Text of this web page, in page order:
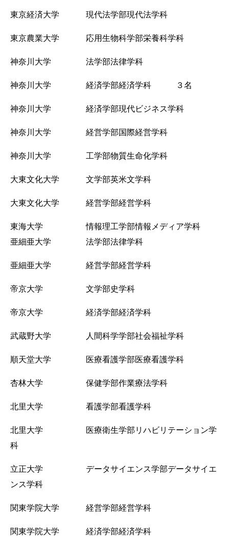
東京経済大学 現代法学部現代法学科
東京農業大学 応用生物科学部栄養科学科
神奈川大学 法学部法律学科
神奈川大学 経済学部経済学科 ３名
神奈川大学 経済学部現代ビジネス学科
神奈川大学 経営学部国際経営学科
神奈川大学 工学部物質生命化学科
大東文化大学 文学部英米文学科
大東文化大学 経営学部経営学科
東海大学 情報理工学部情報メディア学科
亜細亜大学 法学部法律学科
亜細亜大学 経営学部経営学科
帝京大学 文学部史学科
帝京大学 経済学部経済学科
武蔵野大学 人間科学学部社会福祉学科
順天堂大学 医療看護学部医療看護学科
杏林大学 保健学部作業療法学科
北里大学 看護学部看護学科
北里大学 医療衛生学部リハビリテーション学
科
立正大学 データサイエンス学部データサイエ
ンス学科
関東学院大学 経営学部経営学科
関東学院大学 経済学部経済学科